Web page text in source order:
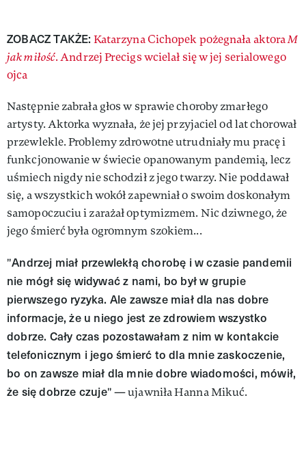
ZOBACZ TAKŻE: Katarzyna Cichopek pożegnała aktoraM
jak miłość. Andrzej Precigs wcielał się w jej serialowego
ojca
Następnie zabrała głos w sprawie choroby zmarłego
artysty. Aktorka wyznała, że jej przyjaciel od lat chorował
przewlekle. Problemy zdrowotne utrudniały mu pracę i
funkcjonowanie w świecie opanowanym pandemią, lecz
uśmiech nigdy nie schodził z jego twarzy. Nie poddawał
się, a wszystkich wokół zapewniał o swoim doskonałym
samopoczuciu i zarażał optymizmem. Nic dziwnego, że
jego śmierć była ogromnym szokiem...
"Andrzej miał przewlekłą chorobę i w czasie pandemii
nie mógł się widywać z nami, bo był w grupie
pierwszego ryzyka. Ale zawsze miał dla nas dobre
informacje, że u niego jest ze zdrowiem wszystko
dobrze. Cały czas pozostawałam z nim w kontakcie
telefonicznym i jego śmierć to dla mnie zaskoczenie,
bo on zawsze miał dla mnie dobre wiadomości, mówił,
że się dobrze czuje" — ujawniła Hanna Mikuć.